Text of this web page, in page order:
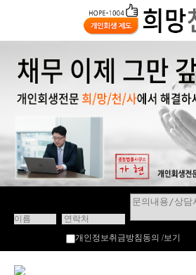
개인정보취금방침동의 /보기